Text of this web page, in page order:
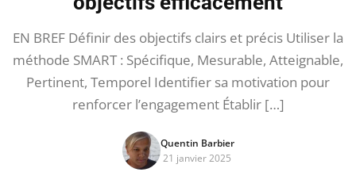
EN BREF Définir des objectifs clairs et précis Utiliser la
méthode SMART : Spécifique, Mesurable, Atteignable,
Pertinent, Temporel Identifier sa motivation pour
renforcer l’engagement Établir […]
Quentin Barbier
21 janvier 2025